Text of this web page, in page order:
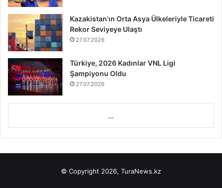
Kazakistan’ın Orta Asya Ülkeleriyle Ticareti
Rekor Seviyeye Ulaştı
27.07.2026
Türkiye, 2026 Kadınlar VNL Ligi
Şampiyonu Oldu
27.07.2026
...
© Copyright 2026, TuraNews.kz